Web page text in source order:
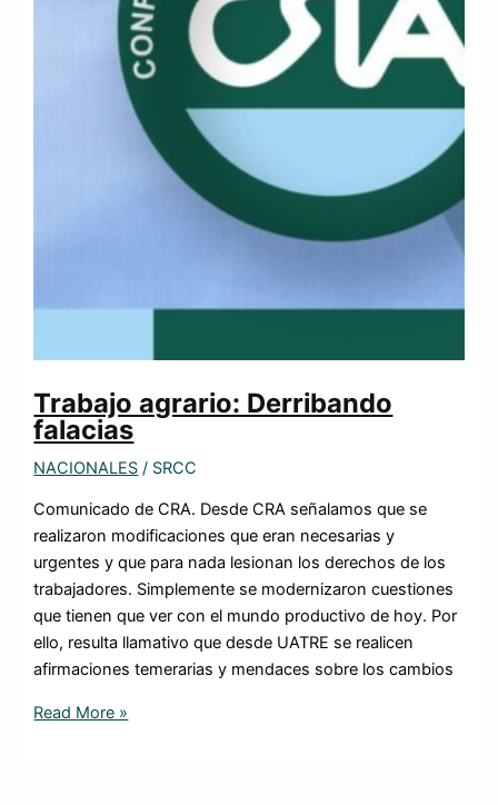
Trabajo agrario: Derribando
falacias
NACIONALES / SRCC
Comunicado de CRA. Desde CRA señalamos que se
realizaron modificaciones que eran necesarias y
urgentes y que para nada lesionan los derechos de los
trabajadores. Simplemente se modernizaron cuestiones
que tienen que ver con el mundo productivo de hoy. Por
ello, resulta llamativo que desde UATRE se realicen
afirmaciones temerarias y mendaces sobre los cambios
Read More »